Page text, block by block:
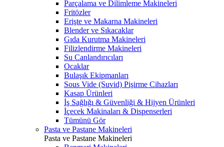
Parçalama ve Dilimleme Makineleri
Fritözler
Erişte ve Makarna Makineleri
Blender ve Sıkacaklar
Gıda Kurutma Makineleri
Filizlendirme Makineleri
Su Canlandırıcıları
Ocaklar
Bulaşık Ekipmanları
Sous Vide (Suvid) Pişirme Cihazları
Kasap Ürünleri
İş Sağlığı & Güvenliği & Hijyen Ürünleri
İçecek Makinaları & Dispenserleri
Tümünü Gör
Pasta ve Pastane Makineleri
Pasta ve Pastane Makineleri